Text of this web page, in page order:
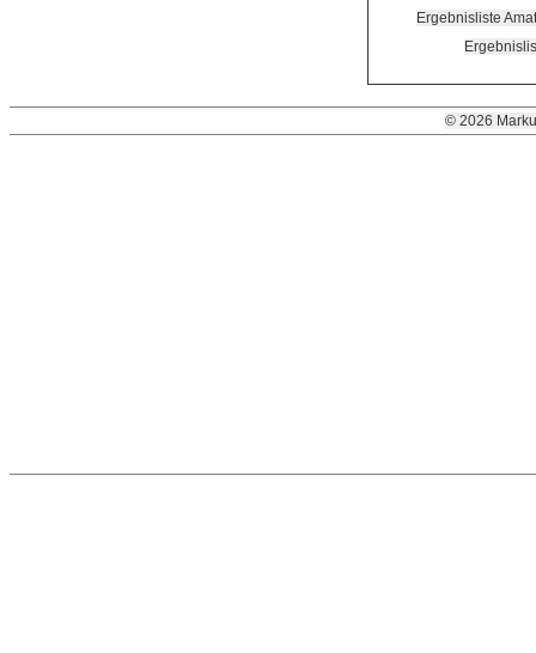
Ergebnisliste
© 2026